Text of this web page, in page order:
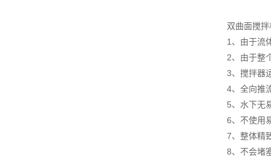
双曲面搅
1、由于流
2、由于整
3、搅拌器
4、全向推
5、水下无
6、不使用
7、整体精
8、不会堵